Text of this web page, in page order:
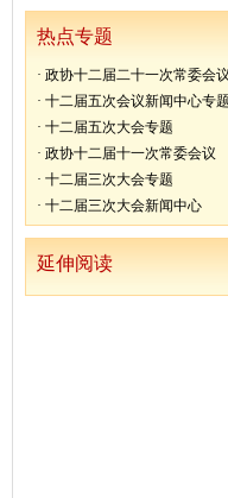
热点专题
·政协十二届二十一次常委会议
·十二届五次会议新闻中心专题
·十二届五次大会专题
·政协十二届十一次常委会议
·十二届三次大会专题
·十二届三次大会新闻中心
延伸阅读